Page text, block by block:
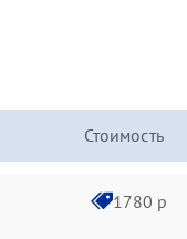
Стоимость
1780 р